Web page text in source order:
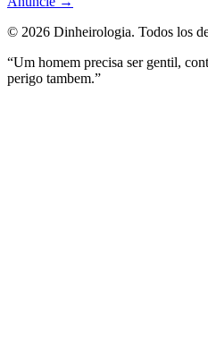
© 2026 Dinheirologia. Todos los
“Um homem precisa ser gentil,
perigo tambem.”